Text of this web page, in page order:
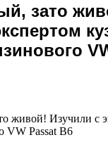
зато
живой! Изучили с
VW Passat B6